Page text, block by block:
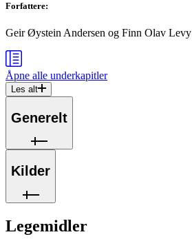
Forfattere:
Geir Øystein Andersen og Finn Olav Levy
Åpne alle underkapitler
Les alt
Generelt
Kilder
Legemidler